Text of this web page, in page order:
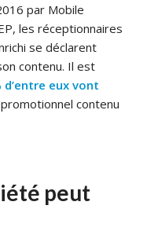
par Mobile
les réceptionnaires
se déclarent
contenu. Il est
d’entre eux vont
contenu
peut